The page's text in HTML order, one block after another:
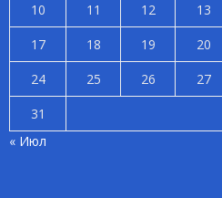
10
11 12 13
17
18 19 20
24
25 26 27
31
« Июл